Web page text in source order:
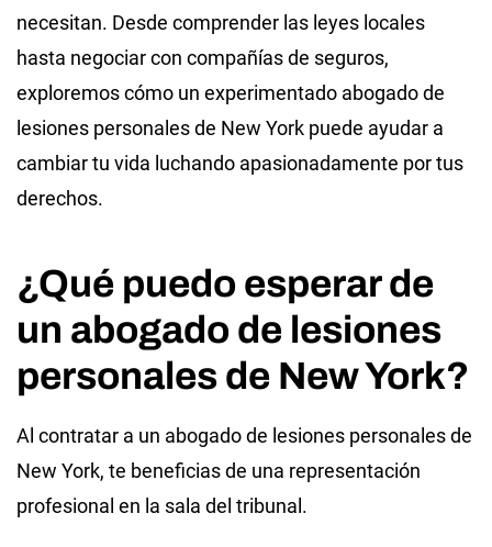
necesitan. Desde comprender las leyes locales
hasta negociar con compañías de seguros,
exploremos cómo un experimentado abogado de
lesiones personales de New York puede ayudar a
cambiar tu vida luchando apasionadamente por tus
derechos.
¿Qué puedo esperar de
un abogado de lesiones
personales de New York?
Al contratar a un abogado de lesiones personales de
New York, te beneficias de una representación
profesional en la sala del tribunal.